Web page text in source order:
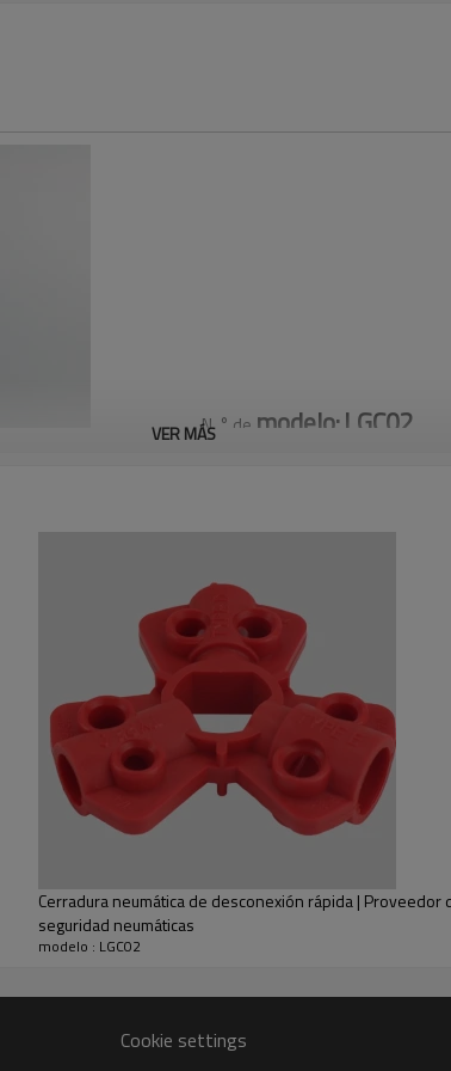
N. ° de modelo:LGC02
VER MÁS
Cerradura neumática de desconexión rápida | Proveedor
seguridad neumáticas
modelo : LGC02
Cookie settings